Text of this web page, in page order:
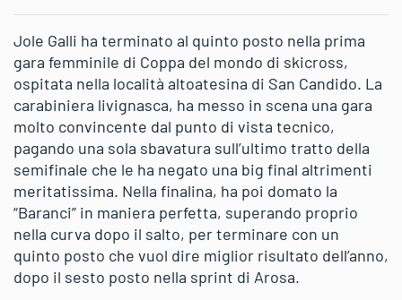
Jole Galli ha terminato al quinto posto nella prima
gara femminile di Coppa del mondo di skicross,
ospitata nella località altoatesina di San Candido. La
carabiniera livignasca, ha messo in scena una gara
molto convincente dal punto di vista tecnico,
pagando una sola sbavatura sull’ultimo tratto della
semifinale che le ha negato una big final altrimenti
meritatissima. Nella finalina, ha poi domato la
“Baranci” in maniera perfetta, superando proprio
nella curva dopo il salto, per terminare con un
quinto posto che vuol dire miglior risultato dell’anno,
dopo il sesto posto nella sprint di Arosa.